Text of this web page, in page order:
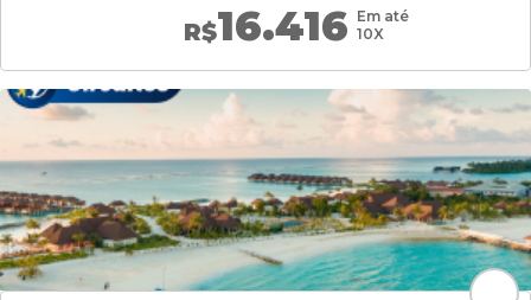
R$16.416 Em até
10X